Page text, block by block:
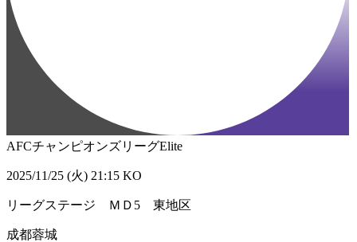
AFCチャンピオンズリーグElite
2025/11/25 (火) 21:15 KO
リーグステージ ＭＤ5 東地区
成都蓉城